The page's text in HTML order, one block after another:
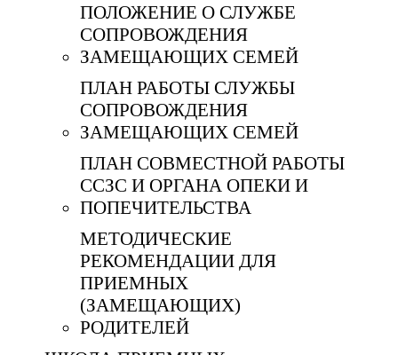
ПОЛОЖЕНИЕ О СЛУЖБЕ
СОПРОВОЖДЕНИЯ
ЗАМЕЩАЮЩИХ СЕМЕЙ
ПЛАН РАБОТЫ СЛУЖБЫ
СОПРОВОЖДЕНИЯ
ЗАМЕЩАЮЩИХ СЕМЕЙ
ПЛАН СОВМЕСТНОЙ РАБОТЫ
ССЗС И ОРГАНА ОПЕКИ И
ПОПЕЧИТЕЛЬСТВА
МЕТОДИЧЕСКИЕ
РЕКОМЕНДАЦИИ ДЛЯ
ПРИЕМНЫХ
(ЗАМЕЩАЮЩИХ)
РОДИТЕЛЕЙ